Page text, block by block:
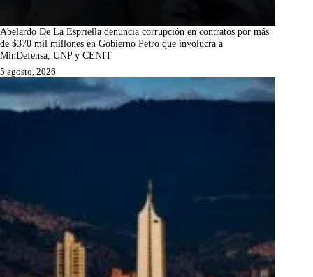
Abelardo De La Espriella denuncia corrupción en contratos por más
de $370 mil millones en Gobierno Petro que involucra a
MinDefensa, UNP y CENIT
5 agosto, 2026